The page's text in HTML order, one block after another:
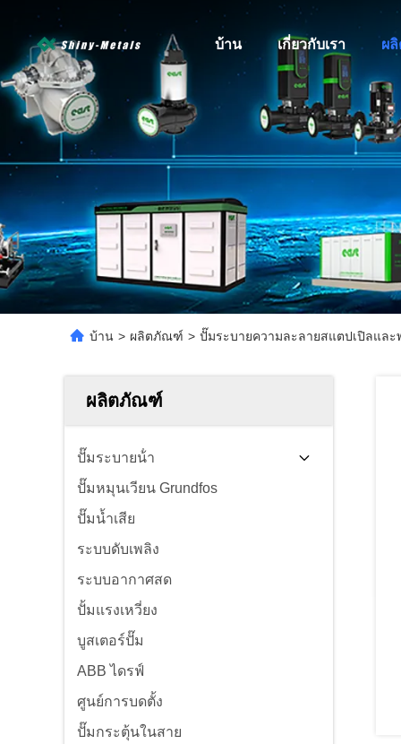
บ้าน เกี่ยวกับเรา ผ
บ้าน > ผลิตภัณฑ์ > ปั๊มระบายความละลายสแตปเปิลและ
ผลิตภัณฑ์
ปั๊มระบายน้ํา
ปั๊มหมุนเวียน Grundfos
ปั๊มน้ำเสีย
ระบบดับเพลิง
ระบบอากาศสด
ปั้มแรงเหวี่ยง
บูสเตอร์ปั๊ม
ABB ไดรฟ์
ศูนย์การบดตั้ง
ปั๊มกระตุ้นในสาย